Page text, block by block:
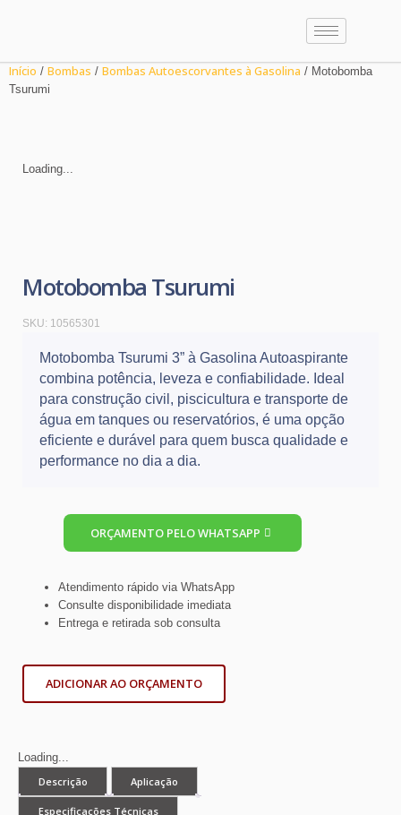
Início / Bombas / Bombas Autoescorvantes à Gasolina / Motobomba
Tsurumi
Loading...
Motobomba Tsurumi
SKU: 10565301
Motobomba Tsurumi 3” à Gasolina Autoaspirante
combina potência, leveza e confiabilidade. Ideal
para construção civil, piscicultura e transporte de
água em tanques ou reservatórios, é uma opção
eficiente e durável para quem busca qualidade e
performance no dia a dia.
ORÇAMENTO PELO WHATSAPP
Atendimento rápido via WhatsApp
Consulte disponibilidade imediata
Entrega e retirada sob consulta
ADICIONAR AO ORÇAMENTO
Loading...
Descrição
Aplicação
Especificações Técnicas